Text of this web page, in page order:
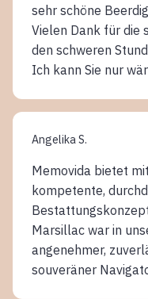
sehr schöne
Vielen Dank für die
den schweren
Ich kann Sie nur
Angelika S.
Memovida bietet
kompetente,
Marsillac war in
angenehmer,
souveräner